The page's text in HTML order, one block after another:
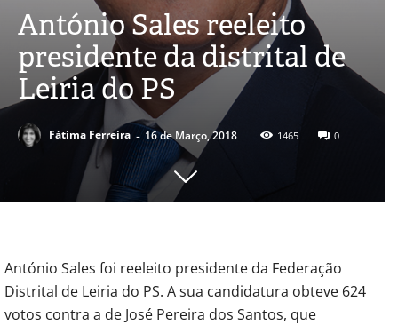
António Sales reeleito
presidente da distrital de
Leiria do PS
Fátima Ferreira - 16 de Março, 2018 1465 0
António Sales foi reeleito presidente da Federação
Distrital de Leiria do PS. A sua candidatura obteve 624
votos contra a de José Pereira dos Santos, que